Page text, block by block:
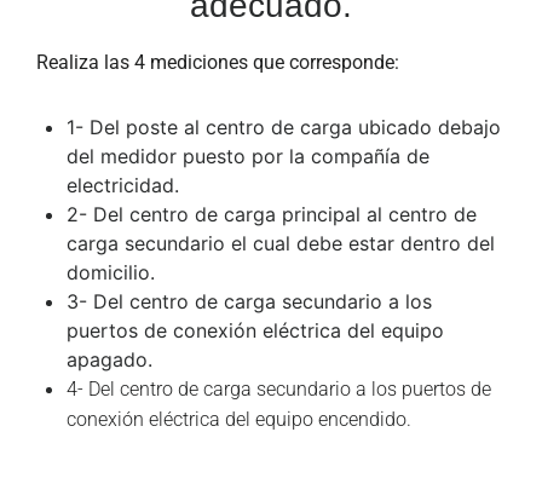
Realiza las 4 mediciones que corresponde:
1- Del poste al centro de carga ubicado debajo
del medidor puesto por la compañía de
electricidad.
2- Del centro de carga principal al centro de
carga secundario el cual debe estar dentro del
domicilio.
3- Del centro de carga secundario a los
puertos de conexión eléctrica del equipo
apagado.
4- Del centro de carga secundario a los puertos de
conexión eléctrica del equipo encendido.